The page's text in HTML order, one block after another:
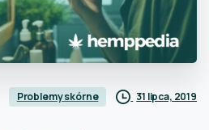
Problemy skórne 31 lipca, 2019